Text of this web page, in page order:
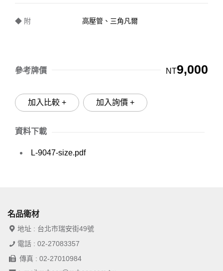
◆ 附 高壓管、三角凡爾
參考牌價 NT9,000
加入比較 + 加入詢價 +
資料下載
L-9047-size.pdf
名品衛材
地址 : 台北市瑞安街49號
電話 : 02-27083357
傳真 : 02-27010984